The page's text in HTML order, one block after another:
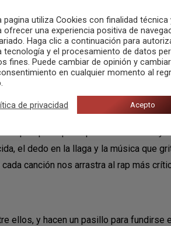
quita para que el público los coreé
el dedo en la llaga y la música que
canción nos arrastra al rap más
ellos, y hacen un pasillo para fundirse
pagina utiliza Cookies con finalidad técnica
ofrecer una experiencia positiva de
Haga clic a continuación para
tecnología y el procesamiento de datos
fines. Puede cambiar de opinión y
en cualquier momento al
de privacidad Acepto